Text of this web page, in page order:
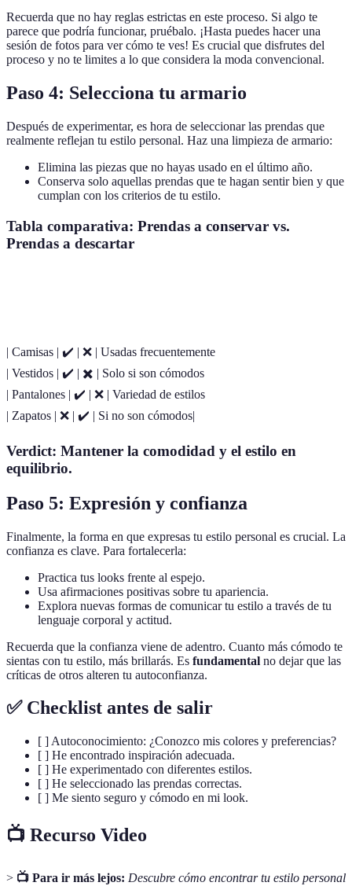
Recuerda que no hay reglas estrictas en este proceso. Si algo te
parece que podría funcionar, pruébalo. ¡Hasta puedes hacer una
sesión de fotos para ver cómo te ves! Es crucial que disfrutes del
proceso y no te limites a lo que considera la moda convencional.
Paso 4: Selecciona tu armario
Después de experimentar, es hora de seleccionar las prendas que
realmente reflejan tu estilo personal. Haz una limpieza de armario:
Elimina las piezas que no hayas usado en el último año.
Conserva solo aquellas prendas que te hagan sentir bien y que
cumplan con los criterios de tu estilo.
Tabla comparativa: Prendas a conservar vs.
Prendas a descartar
| Camisas | ✔️ | ❌ | Usadas frecuentemente
| Vestidos | ✔️ | ✖️ | Solo si son cómodos
| Pantalones | ✔️ | ❌ | Variedad de estilos
| Zapatos | ❌ | ✔️ | Si no son cómodos|
Verdict: Mantener la comodidad y el estilo en
equilibrio.
Paso 5: Expresión y confianza
Finalmente, la forma en que expresas tu estilo personal es crucial. La
confianza es clave. Para fortalecerla:
Practica tus looks frente al espejo.
Usa afirmaciones positivas sobre tu apariencia.
Explora nuevas formas de comunicar tu estilo a través de tu
lenguaje corporal y actitud.
Recuerda que la confianza viene de adentro. Cuanto más cómodo te
sientas con tu estilo, más brillarás. Es fundamental no dejar que las
críticas de otros alteren tu autoconfianza.
✅ Checklist antes de salir
[ ] Autoconocimiento: ¿Conozco mis colores y preferencias?
[ ] He encontrado inspiración adecuada.
[ ] He experimentado con diferentes estilos.
[ ] He seleccionado las prendas correctas.
[ ] Me siento seguro y cómodo en mi look.
📺 Recurso Video
> 📺 Para ir más lejos: Descubre cómo encontrar tu estilo personal